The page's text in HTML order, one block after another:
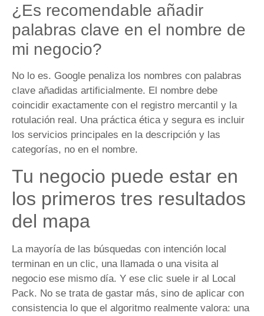
¿Es recomendable añadir
palabras clave en el nombre de
mi negocio?
No lo es. Google penaliza los nombres con palabras
clave añadidas artificialmente. El nombre debe
coincidir exactamente con el registro mercantil y la
rotulación real. Una práctica ética y segura es incluir
los servicios principales en la descripción y las
categorías, no en el nombre.
Tu negocio puede estar en
los primeros tres resultados
del mapa
La mayoría de las búsquedas con intención local
terminan en un clic, una llamada o una visita al
negocio ese mismo día. Y ese clic suele ir al Local
Pack. No se trata de gastar más, sino de aplicar con
consistencia lo que el algoritmo realmente valora: una